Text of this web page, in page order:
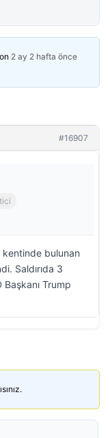
2 ay 2 hafta önce
#16907
kentinde bulunan
Saldırıda 3
Trump